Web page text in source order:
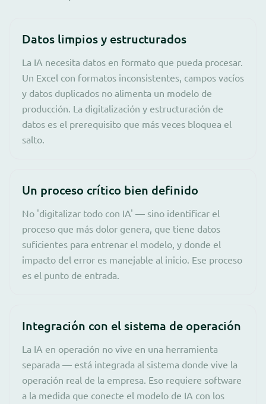
Datos limpios y estructurados
La IA necesita datos en formato que pueda procesar.
Un Excel con formatos inconsistentes, campos vacíos
y datos duplicados no alimenta un modelo de
producción. La digitalización y estructuración de
datos es el prerequisito que más veces bloquea el
salto.
Un proceso crítico bien definido
No 'digitalizar todo con IA' — sino identificar el
proceso que más dolor genera, que tiene datos
suficientes para entrenar el modelo, y donde el
impacto del error es manejable al inicio. Ese proceso
es el punto de entrada.
Integración con el sistema de operación
La IA en operación no vive en una herramienta
separada — está integrada al sistema donde vive la
operación real de la empresa. Eso requiere software
a la medida que conecte el modelo de IA con los